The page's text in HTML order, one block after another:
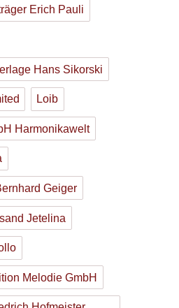
Erich Pauli
Hans Sikorski
Loib
Harmonikawelt
Geiger
Jetelina
Melodie GmbH